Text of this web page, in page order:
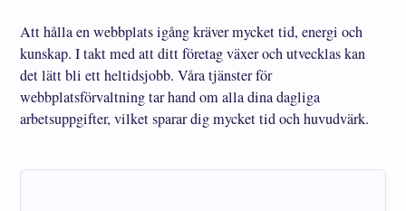
Att hålla en webbplats igång kräver mycket tid, energi och
kunskap. I takt med att ditt företag växer och utvecklas kan
det lätt bli ett heltidsjobb. Våra tjänster för
webbplatsförvaltning tar hand om alla dina dagliga
arbetsuppgifter, vilket sparar dig mycket tid och huvudvärk.